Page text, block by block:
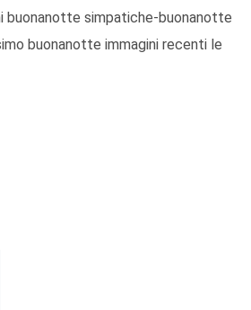
buonanotte simpatiche-buonanotte
buonanotte immagini recenti le